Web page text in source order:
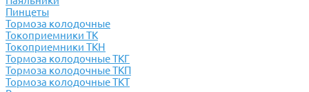
Пинцеты
Тормоза колодочные
Токоприемники ТК
Токоприемники ТКН
Тормоза колодочные ТКГ
Тормоза колодочные ТКП
Тормоза колодочные ТКТ